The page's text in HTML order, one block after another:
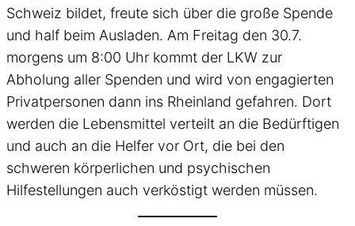
Schweiz bildet, freute sich über die große Spende
und half beim Ausladen. Am Freitag den 30.7.
morgens um 8:00 Uhr kommt der LKW zur
Abholung aller Spenden und wird von engagierten
Privatpersonen dann ins Rheinland gefahren. Dort
werden die Lebensmittel verteilt an die Bedürftigen
und auch an die Helfer vor Ort, die bei den
schweren körperlichen und psychischen
Hilfestellungen auch verköstigt werden müssen.